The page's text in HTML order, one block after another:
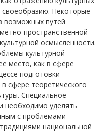
своеобразию. Некоторые
возможных путей
пространственной
осмысленности.
культурной
место, как в сфере
подготовки
сфере теоретического
Специальное
необходимо уделять
с проблемами
национальной